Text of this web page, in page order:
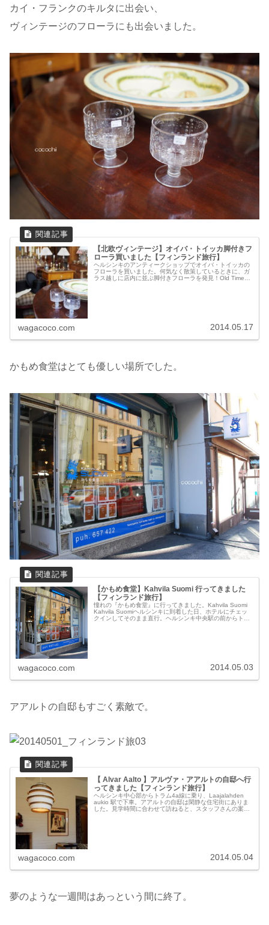
カイ・フランクのキルタに出会い、
ヴィンテージのフローラにも出会いました。
【北欧ヴィンテージ】オイバ・トイッカ脚付きフ
ローラ買いました【フィンランド旅行】
ヘルシンキのアンティークショップでオイバ・トイッカの
フローラを買いました。何気なく散策しているときに、ガ
ラス越しに店内に並ぶ脚付きフローラを発見！Old Times
wagacoco.com 2014.05.17
かもめ食堂はとても優しい場所でした。
【かもめ食堂】Kahvila Suomi 行ってきました
【フィンランド旅行】
憧れの『かもめ食堂』に行ってきました。Kahvila Suomi
Kahvila Suomiヘルシンキに到着した日、ホテルにチェッ
クインしてそのまま直行。ヘルシンキ中央駅の前からトラ
wagacoco.com 2014.05.03
アアルトの自邸もすごく素敵で。
【 Alvar Aalto 】アルヴァ・アアルトの自邸へ行
ってきました【フィンランド旅行】
ヘルシンキ中心部からトラム4a線に乗り、Laajalahden
aukio 駅で下車。アアルトの自邸は閑静な住宅街にありま
した。見学時間に合わせて訪ねると、スタッフさんの案内
wagacoco.com 2014.05.04
夢のような一週間はあっという間に終了。